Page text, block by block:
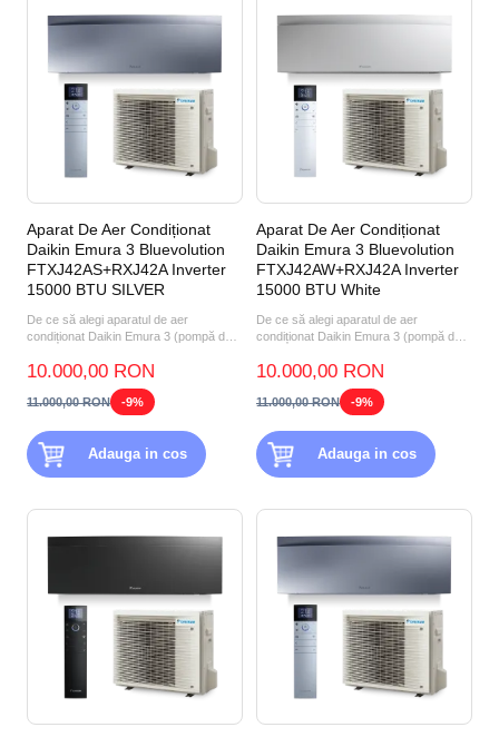
Aparat De Aer Condiționat
Daikin Emura 3 Bluevolution
FTXJ42AS+RXJ42A Inverter
15000 BTU SILVER
De ce să alegi aparatul de aer
condiționat Daikin Emura 3 (pompă de
10.000,00 RON
11.000,00 RON -9%
Adauga in cos
Aparat De Aer Condiționat
Daikin Emura 3 Bluevolution
FTXJ42AW+RXJ42A Inverter
15000 BTU White
De ce să alegi aparatul de aer
condiționat Daikin Emura 3 (pompă de
10.000,00 RON
11.000,00 RON -9%
Adauga in cos